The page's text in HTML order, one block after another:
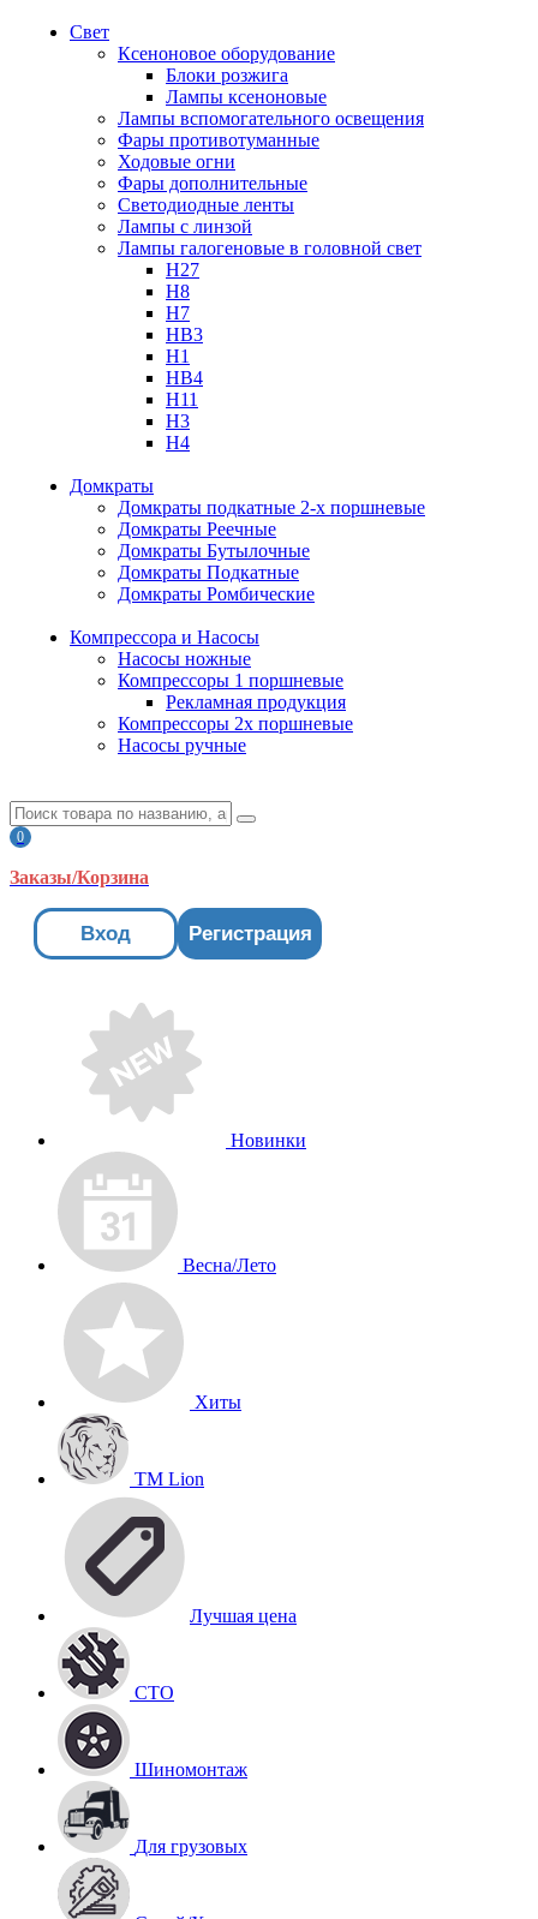
Свет
Ксеноновое оборудование
Блоки розжига
Лампы ксеноновые
Лампы вспомогательного освещения
Фары противотуманные
Ходовые огни
Фары дополнительные
Светодиодные ленты
Лампы с линзой
Лампы галогеновые в головной свет
H27
H8
H7
HB3
H1
HB4
H11
H3
H4
Домкраты
Домкраты подкатные 2-х поршневые
Домкраты Реечные
Домкраты Бутылочные
Домкраты Подкатные
Домкраты Ромбические
Компрессора и Насосы
Насосы ножные
Компрессоры 1 поршневые
Рекламная продукция
Компрессоры 2х поршневые
Насосы ручные
0
Заказы/Корзина
Вход Регистрация
Новинки
Весна/Лето
Хиты
TM Lion
Лучшая цена
СТО
Шиномонтаж
Для грузовых